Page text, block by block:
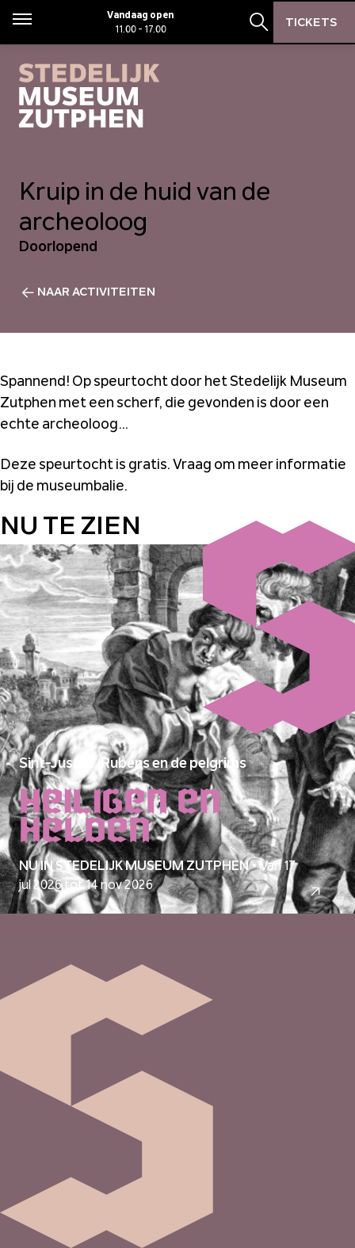
Menu
Vandaag open
11.00 - 17.00
Zoekbalk
TICKETS
Zoeken Zoeken
NAAR ACTIVITEITEN
Kruip in de huid van de
archeoloog
Doorlopend
Spannend! Op speurtocht door het Stedelijk Museum
Zutphen met een scherf, die gevonden is door een
echte archeoloog…
Deze speurtocht is gratis. Vraag om meer informatie
bij de museumbalie.
NU TE ZIEN
Sint-Justus, Rubens en de pelgrims
Heiligen en
helden
NU IN STEDELIJK MUSEUM ZUTPHEN• Van 17
jul 2026 tot 14 nov 2026